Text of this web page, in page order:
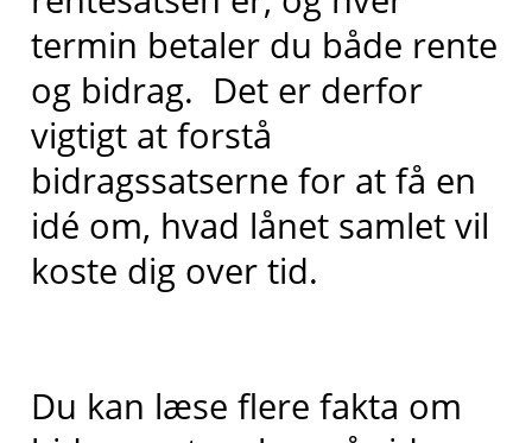
termin betaler du både rente
og bidrag. Det er derfor
vigtigt at forstå
bidragssatserne for at få en
idé om, hvad lånet samlet vil
koste dig over tid.
Du kan læse flere fakta om